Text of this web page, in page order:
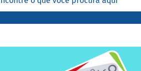
o que você procura aqui